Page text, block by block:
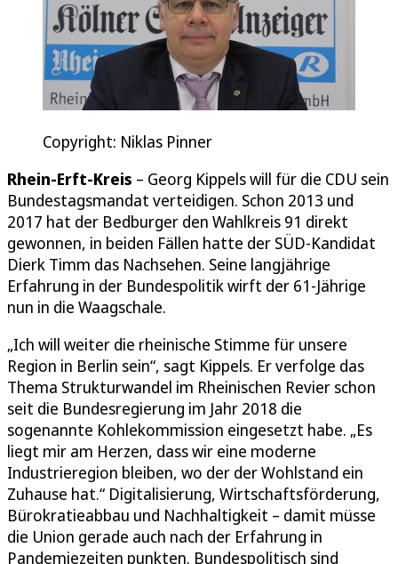
Copyright: Niklas Pinner
Rhein-Erft-Kreis – Georg Kippels will für die CDU sein
Bundestagsmandat verteidigen. Schon 2013 und
2017 hat der Bedburger den Wahlkreis 91 direkt
gewonnen, in beiden Fällen hatte der SÜD-Kandidat
Dierk Timm das Nachsehen. Seine langjährige
Erfahrung in der Bundespolitik wirft der 61-Jährige
nun in die Waagschale.
„Ich will weiter die rheinische Stimme für unsere
Region in Berlin sein“, sagt Kippels. Er verfolge das
Thema Strukturwandel im Rheinischen Revier schon
seit die Bundesregierung im Jahr 2018 die
sogenannte Kohlekommission eingesetzt habe. „Es
liegt mir am Herzen, dass wir eine moderne
Industrieregion bleiben, wo der der Wohlstand ein
Zuhause hat.“ Digitalisierung, Wirtschaftsförderung,
Bürokratieabbau und Nachhaltigkeit – damit müsse
die Union gerade auch nach der Erfahrung in
Pandemiezeiten punkten. Bundespolitisch sind